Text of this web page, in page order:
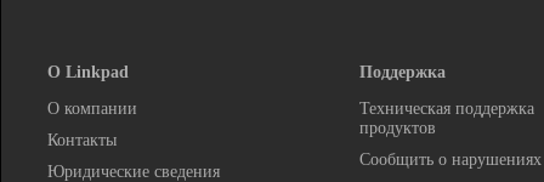
О Linkpad
О компании
Контакты
Юридические сведения
Поддержка
Техническая поддержка
продуктов
Сообщить о нарушениях